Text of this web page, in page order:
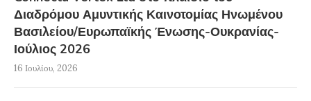
Διαδρόμου Αμυντικής Καινοτομίας Ηνωμένου
Βασιλείου/Ευρωπαϊκής Ένωσης-Ουκρανίας-
Ιούλιος 2026
16 Ιουλίου, 2026